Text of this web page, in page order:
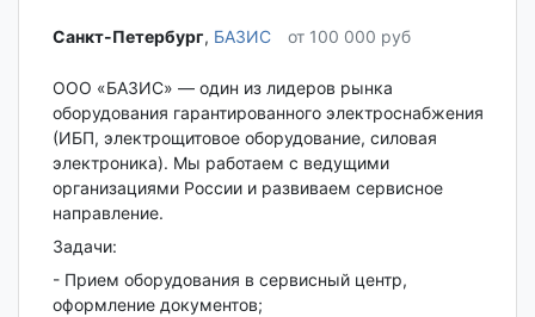
Санкт-Петербург‎, БАЗИС от 100 000 руб
ООО «БАЗИС» — один из лидеров рынка
оборудования гарантированного электроснабжения
(ИБП, электрощитовое оборудование, силовая
электроника). Мы работаем с ведущими
организациями России и развиваем сервисное
направление.
Задачи:
- Прием оборудования в сервисный центр,
оформление документов;